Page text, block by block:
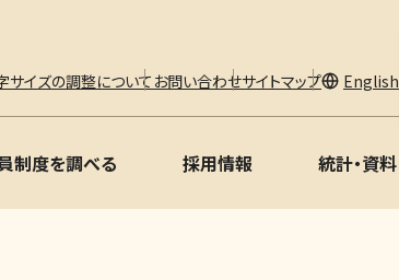
サイズの調整について お問い合わせサイトマップ English
制度を調べる 採用情報 統計・資料